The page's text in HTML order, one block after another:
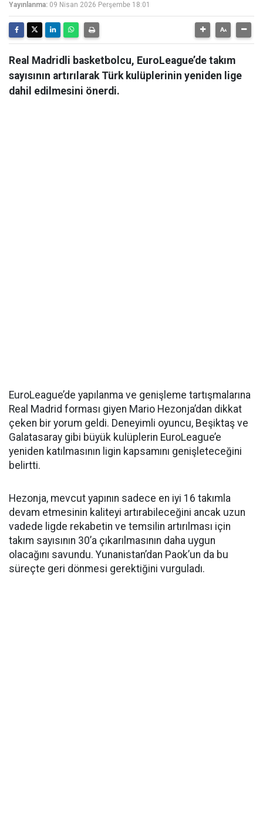
Yayınlanma: 09 Nisan 2026 Perşembe 18:01
Real Madridli basketbolcu, EuroLeague’de takım
sayısının artırılarak Türk kulüplerinin yeniden lige
dahil edilmesini önerdi.
EuroLeague’de yapılanma ve genişleme tartışmalarına
Real Madrid forması giyen Mario Hezonja’dan dikkat
çeken bir yorum geldi. Deneyimli oyuncu, Beşiktaş ve
Galatasaray gibi büyük kulüplerin EuroLeague’e
yeniden katılmasının ligin kapsamını genişleteceğini
belirtti.
Hezonja, mevcut yapının sadece en iyi 16 takımla
devam etmesinin kaliteyi artırabileceğini ancak uzun
vadede ligde rekabetin ve temsilin artırılması için
takım sayısının 30’a çıkarılmasının daha uygun
olacağını savundu. Yunanistan’dan Paok’un da bu
süreçte geri dönmesi gerektiğini vurguladı.